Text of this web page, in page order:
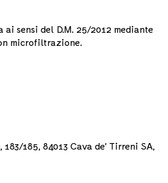
sensi del D.M. 25/2012 mediante
microfiltrazione.
183/185, 84013 Cava de' Tirreni SA,